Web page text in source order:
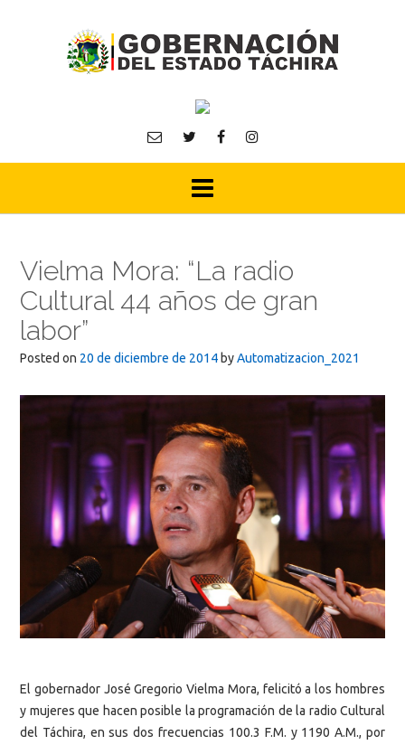
Vielma Mora: “La radio
Cultural 44 años de gran
labor”
Posted on 20 de diciembre de 2014 byAutomatizacion_2021
El gobernador José Gregorio Vielma Mora, felicitó a los hombres
y mujeres que hacen posible la programación de la radio Cultural
del Táchira, en sus dos frecuencias 100.3 F.M. y 1190 A.M., por